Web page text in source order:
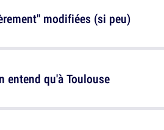
modifiées (si peu)
entend qu'à Toulouse